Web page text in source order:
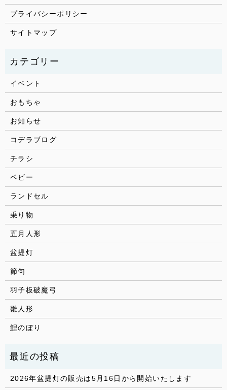
プライバシーポリシー
サイトマップ
イベント
おもちゃ
お知らせ
コデラブログ
チラシ
ベビー
ランドセル
乗り物
五月人形
盆提灯
節句
羽子板破魔弓
雛人形
鯉のぼり
2026年盆提灯の販売は5月16日から開始いたします